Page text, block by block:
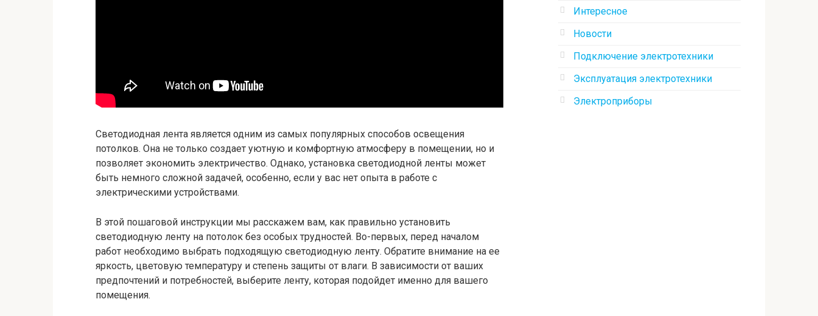
Светодиодная лента является одним из самых популярных способов освещения
потолков. Она не только создает уютную и комфортную атмосферу в помещении, но и
позволяет экономить электричество. Однако, установка светодиодной ленты может
быть немного сложной задачей, особенно, если у вас нет опыта в работе с
электрическими устройствами.
В этой пошаговой инструкции мы расскажем вам, как правильно установить
светодиодную ленту на потолок без особых трудностей. Во-первых, перед началом
работ необходимо выбрать подходящую светодиодную ленту. Обратите внимание на ее
яркость, цветовую температуру и степень защиты от влаги. В зависимости от ваших
предпочтений и потребностей, выберите ленту, которая подойдет именно для вашего
помещения.
Интересное
Новости
Подключение электротехники
Эксплуатация электротехники
Электроприборы